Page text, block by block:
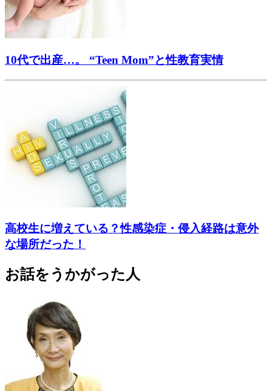
10代で出産…。 “Teen Mom”と性教育実情
高校生に増えている？性感染症・侵入経路は意外
な場所だった！
お話をうかがった人